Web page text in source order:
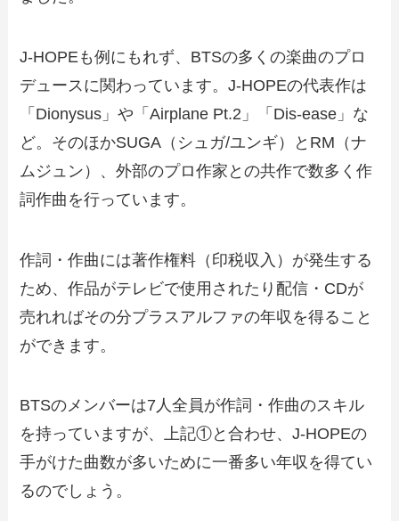
J-HOPEも例にもれず、BTSの多くの楽曲のプロ
デュースに関わっています。J-HOPEの代表作は
「Dionysus」や「Airplane Pt.2」「Dis-ease」な
ど。そのほかSUGA（シュガ/ユンギ）とRM（ナ
ムジュン）、外部のプロ作家との共作で数多く作
詞作曲を行っています。
作詞・作曲には著作権料（印税収入）が発生する
ため、作品がテレビで使用されたり配信・CDが
売れればその分プラスアルファの年収を得ること
ができます。
BTSのメンバーは7人全員が作詞・作曲のスキル
を持っていますが、上記①と合わせ、J-HOPEの
手がけた曲数が多いために一番多い年収を得てい
るのでしょう。